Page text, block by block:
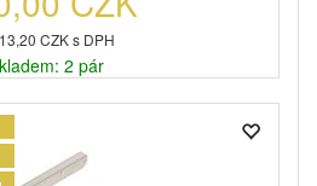
CZK s DPH
2 pár